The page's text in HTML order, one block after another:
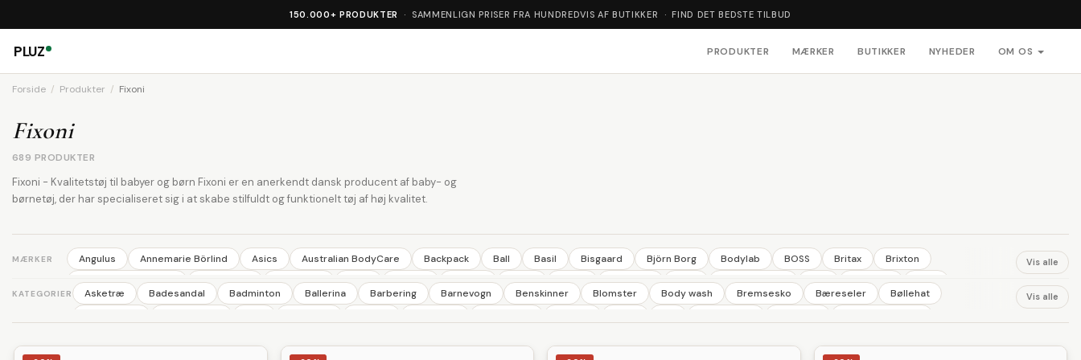
150.000+ PRODUKTER · SAMMENLIGN PRISER FRA HUNDREDVIS AF BUTIKKER · FIND DET BEDSTE TILBUD
PLUZ PRODUKTER MÆRKER BUTIKKER NYHEDER OM OS
Forside Produkter Fixoni
Fixoni
689 PRODUKTER
Fixoni - Kvalitetstøj til babyer og børn Fixoni er en anerkendt dansk producent af baby- og
børnetøj, der har specialiseret sig i at skabe stilfuldt og funktionelt tøj af høj kvalitet.
MÆRKER Angulus Annemarie Börlind Asics Australian BodyCare Backpack Ball Basil Bisgaard Björn Borg Bodylab BOSS Britax
Brixton
Broste Copenhagen
Bundgaard Camelbak Ecco Elefant En Fant Engel Fixoni Flamingo Giro Greenpeople JBS Joha Uld
Kask
Kids Concept
King Klickfix Knog Laurel Lavera Leitz Leitz Libero Little Dutch Little Wonders Mamalicious Maxi-Cosi
Mill & Mortar
MOLO
Natur Drogeriet NEO Newline Nilens Jord Nishiki Nordica Nuk OBH Omega Only OYOY OYOY Paige Phillips Pirelli
Polar
Poler
Purepower Rapid Razor Reer Report Robens Schwalbe Select Shimano Sirius Sistema SKECHERS Solar Solgar
Sonnentor
Vis alle
KATEGORIER Asketræ Badesandal Badminton Ballerina Barbering Barnevogn Benskinner Blomster Body wash Bremsesko Bæreseler
Bøllehat
Vis alle